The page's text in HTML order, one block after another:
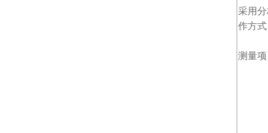
采用
作方式
测量